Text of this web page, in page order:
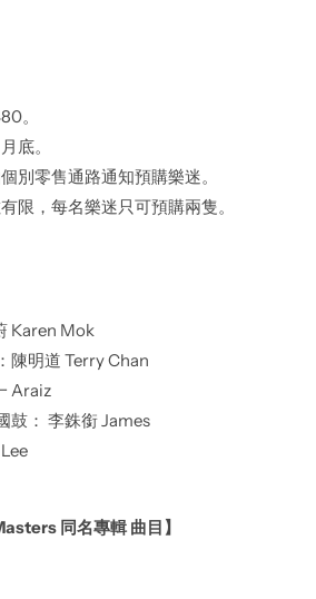
。
月底。
個別零售通路通知預購樂迷。
限，每名樂迷只可預購兩隻。
Karen Mok
陳明道 Terry Chan
Araiz
鼓： 李銖銜 James
同名專輯 曲目】